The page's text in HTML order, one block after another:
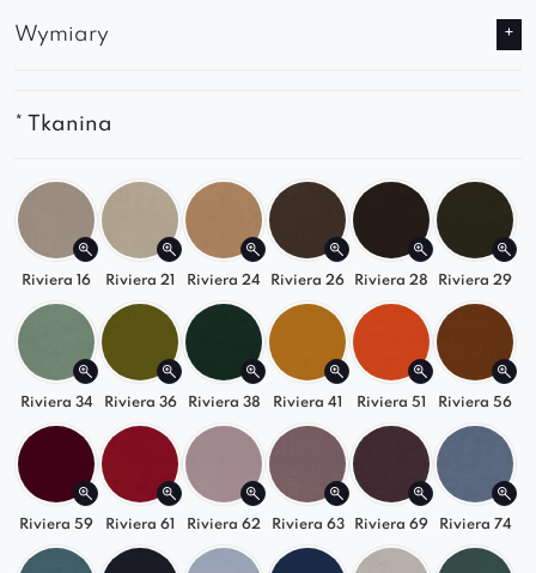
(za dodatkową opłatą)
wysokość będzie większa o 3,5 cm.
Wymiary
* Tkanina
Riviera 16 Riviera 21 Riviera 24 Riviera 26 Riviera 28 Riviera 29
Riviera 34 Riviera 36 Riviera 38 Riviera 41 Riviera 51 Riviera 56
Riviera 59 Riviera 61 Riviera 62 Riviera 63 Riviera 69 Riviera 74